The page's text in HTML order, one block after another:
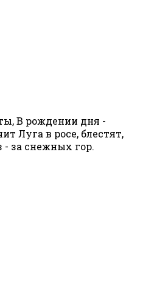
В рождении дня -
Луга в росе, блестят,
- за снежных гор.